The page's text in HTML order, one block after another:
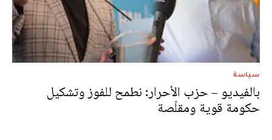
سياسة
بالفيديو – حزب الأحرار: نطمح للفوز وتشكيل
حكومة قوية ومقلّصة